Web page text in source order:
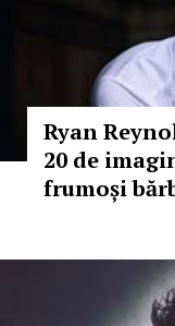
Ryan
20 de
frumoși